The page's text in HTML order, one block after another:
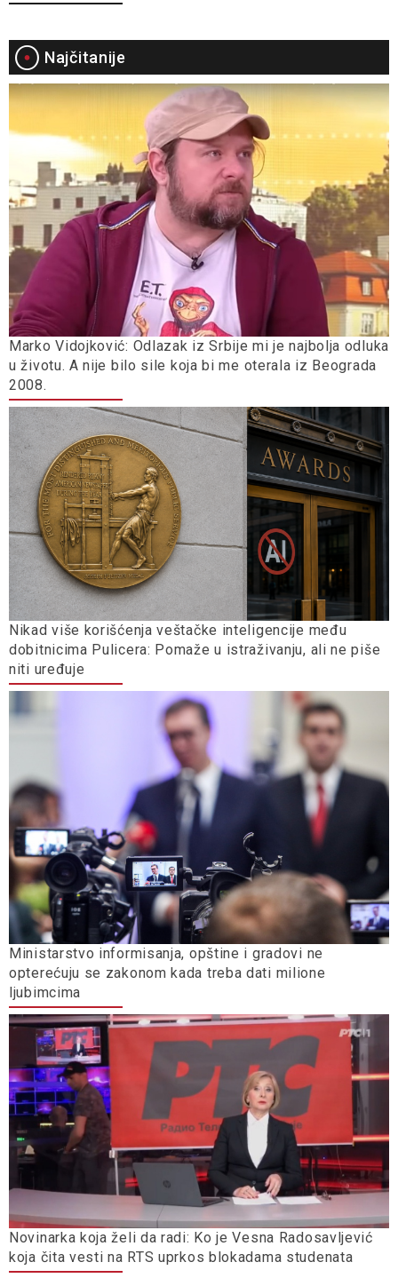
Najčitanije
Marko Vidojković: Odlazak iz Srbije mi je najbolja odluka
u životu. A nije bilo sile koja bi me oterala iz Beograda
2008.
Nikad više korišćenja veštačke inteligencije među
dobitnicima Pulicera: Pomaže u istraživanju, ali ne piše
niti uređuje
Ministarstvo informisanja, opštine i gradovi ne
opterećuju se zakonom kada treba dati milione
ljubimcima
Novinarka koja želi da radi: Ko je Vesna Radosavljević
koja čita vesti na RTS uprkos blokadama studenata